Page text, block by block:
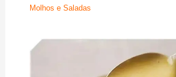
Molhos e Saladas